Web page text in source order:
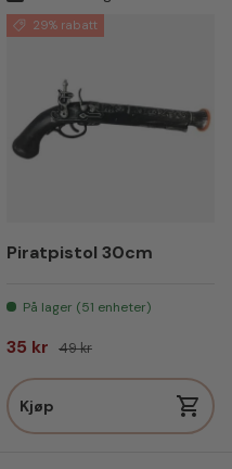
29% rabatt
Piratpistol 30cm
På lager (51 enheter)
Salgspris
35 kr Vanlig pris
49 kr
Kjøp